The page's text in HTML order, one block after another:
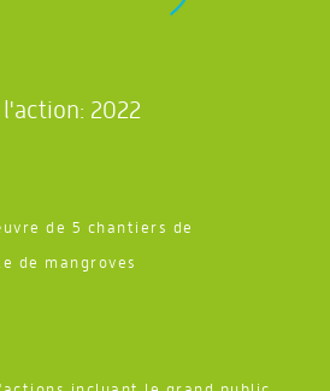
2022
de 5 chantiers de
de mangroves